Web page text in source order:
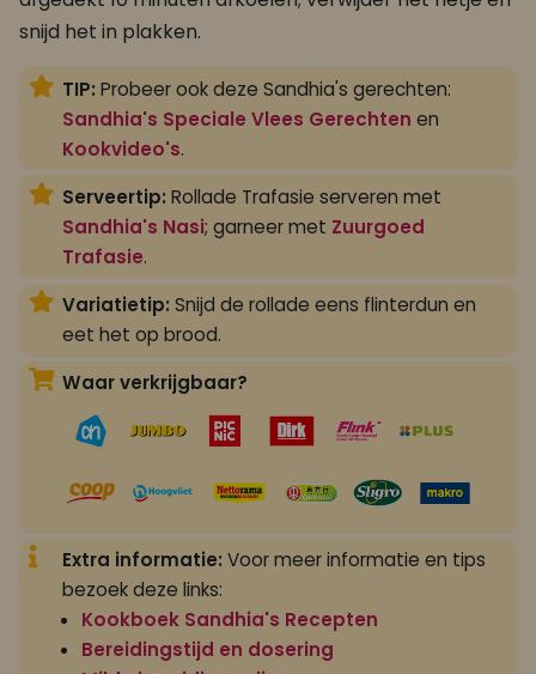
snijd het in plakken.
TIP: Probeer ook deze Sandhia's gerechten:
Sandhia's Speciale Vlees Gerechten en
Kookvideo's.
Serveertip: Rollade Trafasie serveren met
Sandhia's Nasi; garneer met Zuurgoed
Trafasie.
Variatietip: Snijd de rollade eens flinterdun en
eet het op brood.
Waar verkrijgbaar?
Extra informatie: Voor meer informatie en tips
bezoek deze links:
Kookboek Sandhia's Recepten
Bereidingstijd en dosering